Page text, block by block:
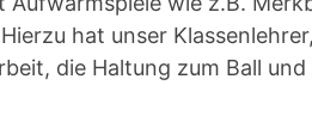
hat unser
die Haltung zum Ball